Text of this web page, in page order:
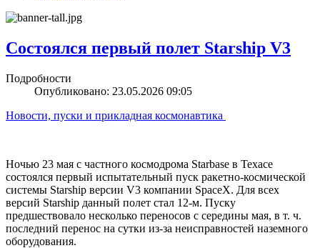
Состоялся первый полет Starship V3
Подробности
Опубликовано: 23.05.2026 09:05
Новости, пуски и прикладная космонавтика
Ночью 23 мая с частного космодрома Starbase в Техасе
состоялся первый испытательный пуск ракетно-космической
системы Starship версии V3 компании SpaceX. Для всех
версий Starship данный полет стал 12-м. Пуску
предшествовало несколько переносов с середины мая, в т. ч.
последний перенос на сутки из-за неисправностей наземного
оборудования.